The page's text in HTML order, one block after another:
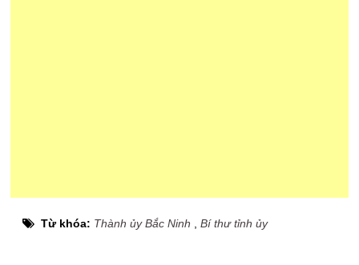
Từ khóa: Thành ủy Bắc Ninh ,Bí thư tỉnh ủy